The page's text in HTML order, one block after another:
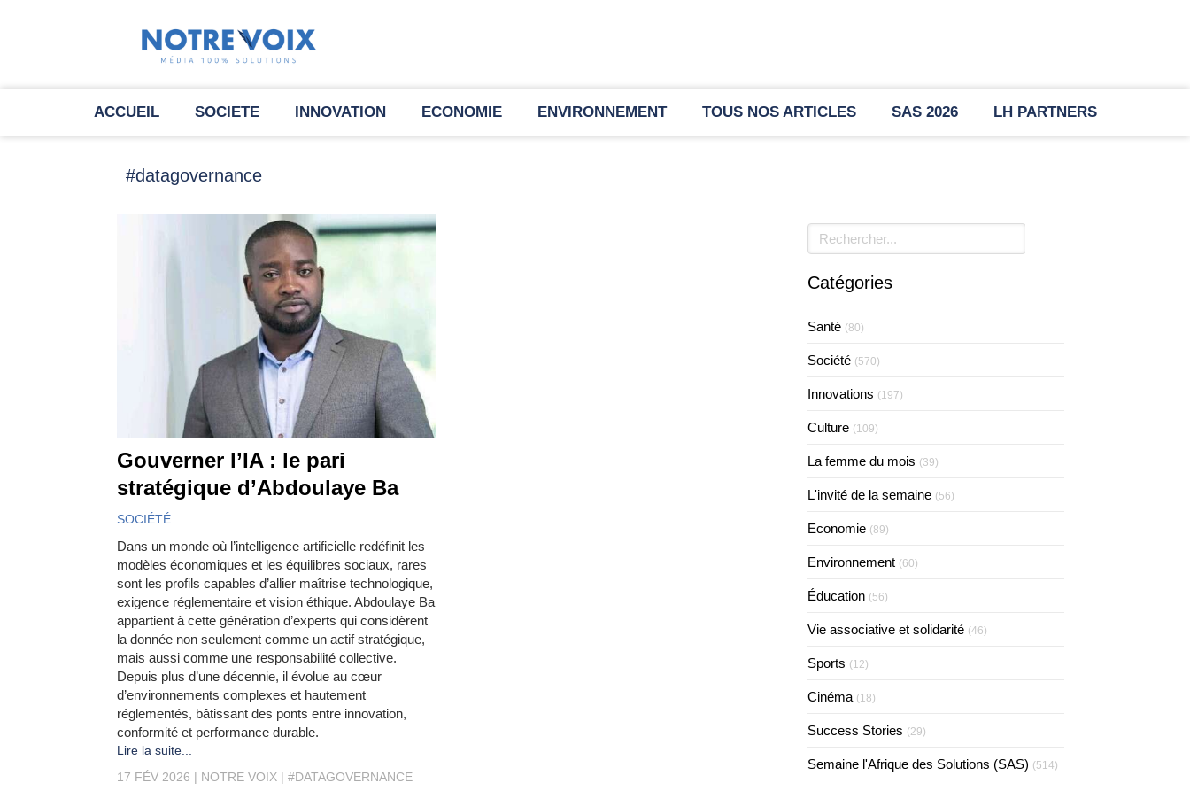
ACCUEIL SOCIETE INNOVATION ECONOMIE ENVIRONNEMENT TOUS NOS ARTICLES SAS 2026 LH PARTNERS
#datagovernance
Gouverner l’IA : le pari
stratégique d’Abdoulaye Ba
SOCIÉTÉ
Dans un monde où l’intelligence artificielle redéfinit les
modèles économiques et les équilibres sociaux, rares
sont les profils capables d’allier maîtrise technologique,
exigence réglementaire et vision éthique. Abdoulaye Ba
appartient à cette génération d’experts qui considèrent
la donnée non seulement comme un actif stratégique,
mais aussi comme une responsabilité collective.
Depuis plus d’une décennie, il évolue au cœur
d’environnements complexes et hautement
réglementés, bâtissant des ponts entre innovation,
conformité et performance durable.
Lire la suite...
17 FÉV 2026
NOTRE VOIX #DATAGOVERNANCE
Rechercher
Catégories
Santé (80)
Société (570)
Innovations (197)
Culture (109)
La femme du mois (39)
L'invité de la semaine (56)
Economie (89)
Environnement (60)
Éducation (56)
Vie associative et solidarité (46)
Sports (12)
Cinéma (18)
Success Stories (29)
Semaine l'Afrique des Solutions (SAS) (514)